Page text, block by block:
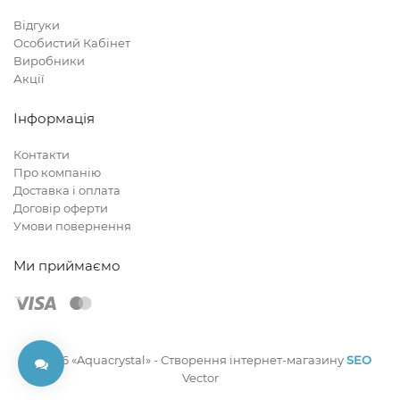
Відгуки
Особистий Кабінет
Виробники
Акції
Інформація
Контакти
Про компанію
Доставка і оплата
Договір оферти
Умови повернення
Ми приймаємо
© 2026 «Aquacrystal» -Створення інтернет-магазинуSEO
Vector